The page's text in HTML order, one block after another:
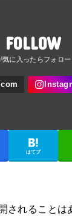
FOLLOW
はてブ
されることは